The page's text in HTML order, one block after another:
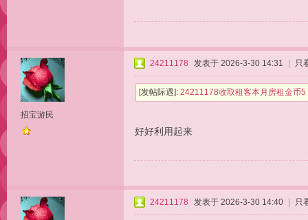
招宝游民
24211178 发表于 2026-3-30 14:31 只
[发帖际遇]: 24211178收取租客本月房租金币
好好利用起来
24211178 发表于 2026-3-30 14:40 只